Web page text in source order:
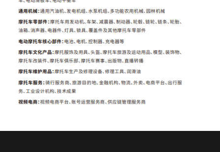
中文 English